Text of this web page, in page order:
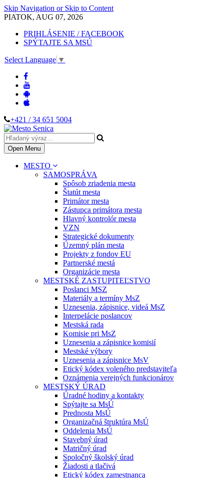
Skip Navigation or Skip to Content
PIATOK, AUG 07, 2026
PRIHLÁSENIE / FACEBOOK
SPÝTAJTE SA MSÚ
Select Language ▼
+421 / 34 651 5004
Open Menu
MESTO
SAMOSPRÁVA
Spôsob zriadenia mesta
Štatút mesta
Primátor mesta
Zástupca primátora mesta
Hlavný kontrolór mesta
VZN
Strategické dokumenty
Územný plán mesta
Projekty z fondov EU
Partnerské mestá
Organizácie mesta
MESTSKÉ ZASTUPITEĽSTVO
Poslanci MSZ
Materiály a termíny MsZ
Uznesenia, zápisnice, videá MsZ
Interpelácie poslancov
Mestská rada
Komisie pri MsZ
Uznesenia a zápisnice komisií
Mestské výbory
Uznesenia a zápisnice MsV
Etický kódex voleného predstaviteľa
Oznámenia verejných funkcionárov
MESTSKÝ ÚRAD
Úradné hodiny a kontakty
Spýtajte sa MsÚ
Prednosta MsÚ
Organizačná štruktúra MsÚ
Oddelenia MsÚ
Stavebný úrad
Matričný úrad
Spoločný školský úrad
Žiadosti a tlačivá
Etický kódex zamestnanca